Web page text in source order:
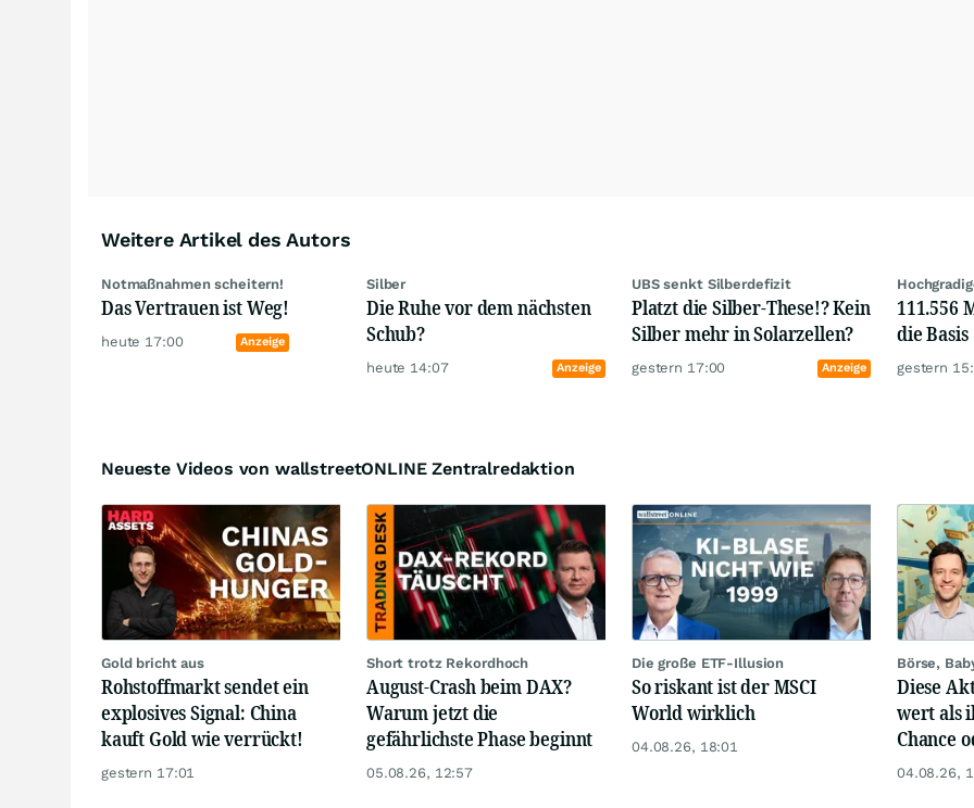
Weitere Artikel des Autors
Notmaßnahmen scheitern!
Das Vertrauen ist Weg!
heute 17:00 Anzeige
Silber
Die Ruhe vor dem nächsten
Schub?
heute 14:07 Anzeige
UBS senkt Silberdefizit
Platzt die Silber-These!? Kein
Silber mehr in Solarzellen?
gestern 17:00 Anzeige
111.556
die Basis
gestern
Neueste Videos von wallstreetONLINE Zentralredaktion
Gold bricht aus
Rohstoffmarkt sendet ein
explosives Signal: China
kauft Gold wie verrückt!
gestern 17:01
Short trotz Rekordhoch
August-Crash beim DAX?
Warum jetzt die
gefährlichste Phase beginnt
05.08.26, 12:57
Die große ETF-Illusion
So riskant ist der MSCI
World wirklich
04.08.26, 18:01
Börse,
Diese
wert als
Chance
04.08.26,